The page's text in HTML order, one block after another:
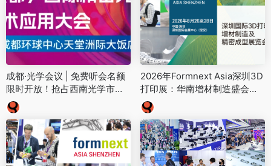
成都·光学会议 | 免费听会名额
限时开放！抢占西南光学市场
布局，共话行业未来发展
2026年Formnext Asia深圳3D
打印展：华南增材制造盛会再
启新程！